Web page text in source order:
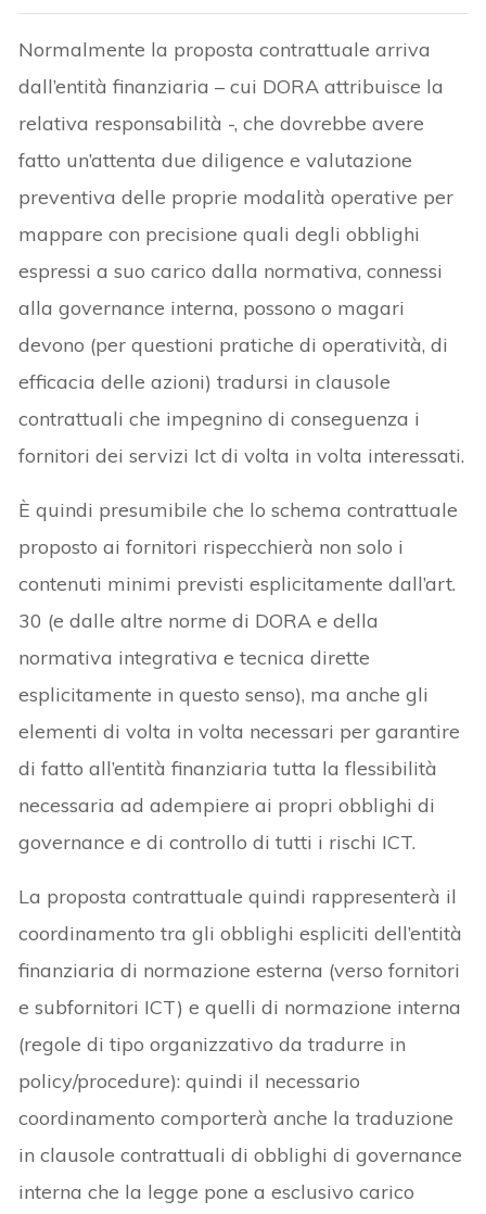
Normalmente la proposta contrattuale arriva
dall’entità finanziaria – cui DORA attribuisce la
relativa responsabilità -, che dovrebbe avere
fatto un’attenta due diligence e valutazione
preventiva delle proprie modalità operative per
mappare con precisione quali degli obblighi
espressi a suo carico dalla normativa, connessi
alla governance interna, possono o magari
devono (per questioni pratiche di operatività, di
efficacia delle azioni) tradursi in clausole
contrattuali che impegnino di conseguenza i
fornitori dei servizi Ict di volta in volta interessati.
È quindi presumibile che lo schema contrattuale
proposto ai fornitori rispecchierà non solo i
contenuti minimi previsti esplicitamente dall’art.
30 (e dalle altre norme di DORA e della
normativa integrativa e tecnica dirette
esplicitamente in questo senso), ma anche gli
elementi di volta in volta necessari per garantire
di fatto all’entità finanziaria tutta la flessibilità
necessaria ad adempiere ai propri obblighi di
governance e di controllo di tutti i rischi ICT.
La proposta contrattuale quindi rappresenterà il
coordinamento tra gli obblighi espliciti dell’entità
finanziaria di normazione esterna (verso fornitori
e subfornitori ICT) e quelli di normazione interna
(regole di tipo organizzativo da tradurre in
policy/procedure): quindi il necessario
coordinamento comporterà anche la traduzione
in clausole contrattuali di obblighi di governance
interna che la legge pone a esclusivo carico